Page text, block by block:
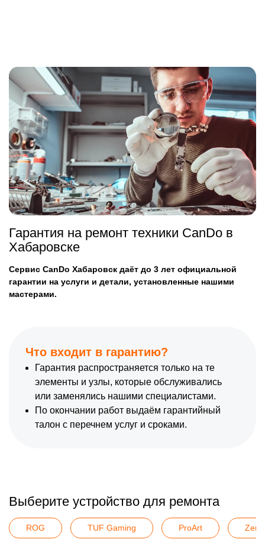
Гарантия на ремонт техники CanDo в
Хабаровске
Сервис CanDo Хабаровск даёт до 3 лет официальной
гарантии на услуги и детали, установленные нашими
мастерами.
Что входит в гарантию?
Гарантия распространяется только на те
элементы и узлы, которые обслуживались
или заменялись нашими специалистами.
По окончании работ выдаём гарантийный
талон с перечнем услуг и сроками.
Выберите устройство для ремонта
ROG TUF Gaming ProArt